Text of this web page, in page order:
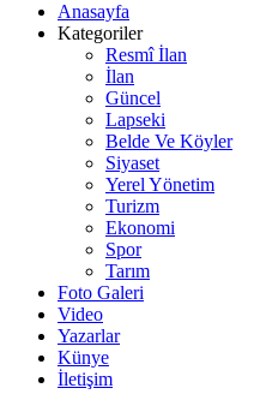
Anasayfa
Kategoriler
Resmî İlan
İlan
Güncel
Lapseki
Belde Ve Köyler
Siyaset
Yerel Yönetim
Turizm
Ekonomi
Spor
Tarım
Foto Galeri
Video
Yazarlar
Künye
İletişim